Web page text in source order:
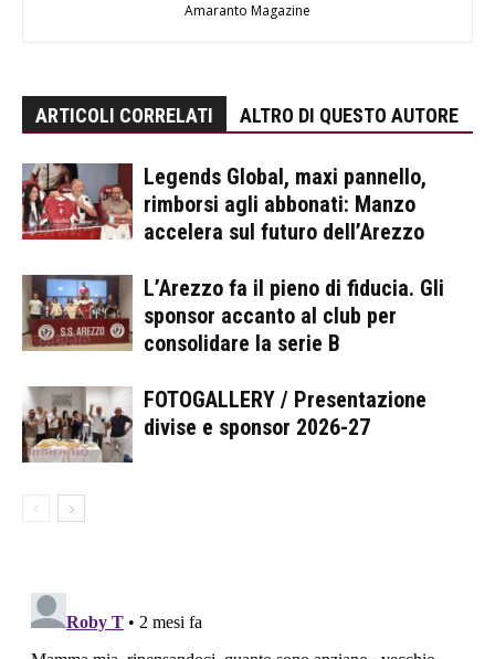
Amaranto Magazine
ARTICOLI CORRELATI ALTRO DI QUESTO AUTORE
Legends Global, maxi pannello,
rimborsi agli abbonati: Manzo
accelera sul futuro dell’Arezzo
L’Arezzo fa il pieno di fiducia. Gli
sponsor accanto al club per
consolidare la serie B
FOTOGALLERY / Presentazione
divise e sponsor 2026-27